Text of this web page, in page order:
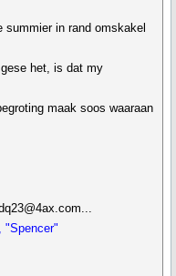
in rand omskakel
het, is dat my
maak soos waaraan
"Spencer"